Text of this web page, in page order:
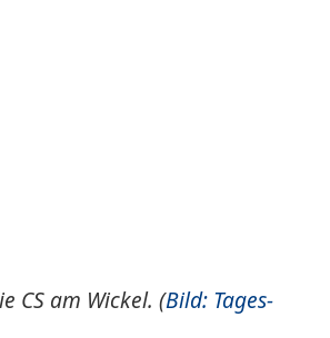
CS am Wickel. (Bild: Tages-